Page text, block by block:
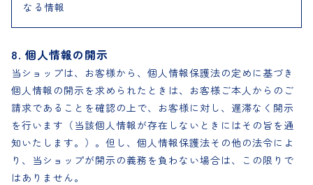
なる情報
8. 個人情報の開示
当ショップは、お客様から、個人情報保護法の定めに基づき
個人情報の開示を求められたときは、お客様ご本人からのご
請求であることを確認の上で、お客様に対し、遅滞なく開示
を行います（当該個人情報が存在しないときにはその旨を通
知いたします。）。但し、個人情報保護法その他の法令によ
り、当ショップが開示の義務を負わない場合は、この限りで
はありません。